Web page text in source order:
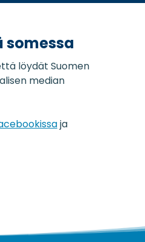
somessa
löydät Suomen
median
ja